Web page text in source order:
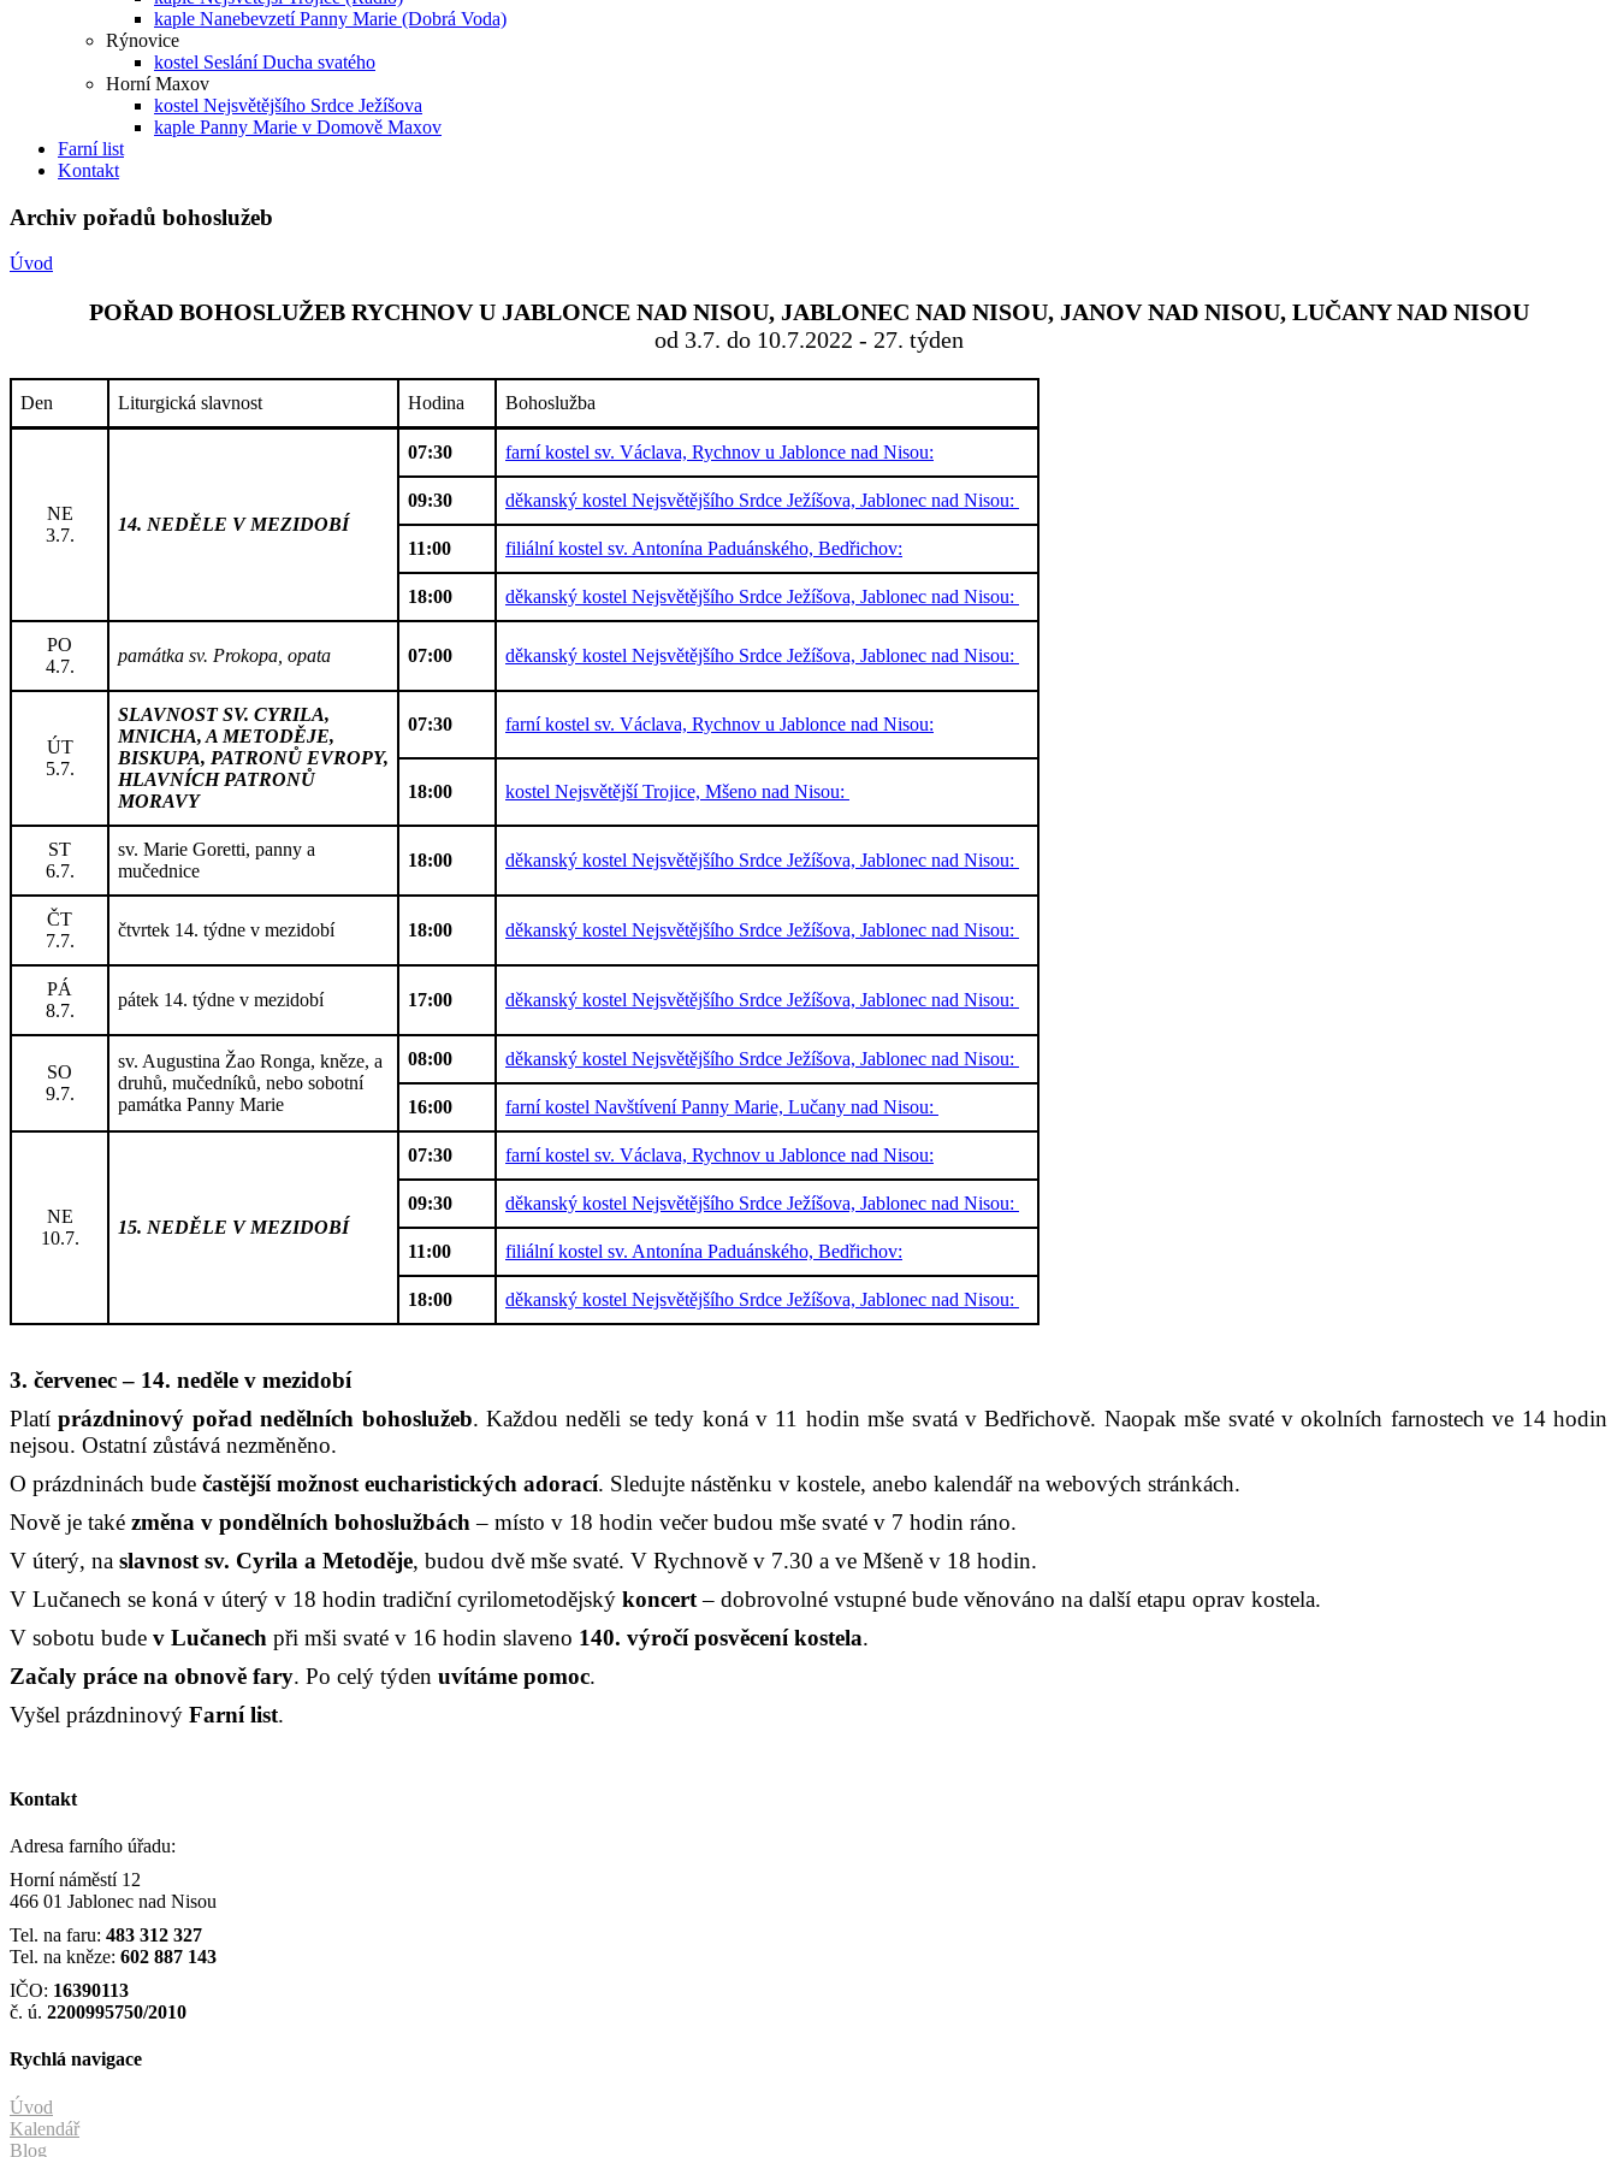
kaple Nanebevzetí Panny Marie (Dobrá Voda)
Rýnovice
kostel Seslání Ducha svatého
Horní Maxov
kostel Nejsvětějšího Srdce Ježíšova
kaple Panny Marie v Domově Maxov
Farní list
Kontakt
Archiv pořadů bohoslužeb
Úvod
POŘAD BOHOSLUŽEB RYCHNOV U JABLONCE NAD NISOU, JABLONEC NAD NISOU, JANOV NAD NISOU, LUČANY NAD NISOU
od 3.7. do 10.7.2022 - 27. týden
Den Liturgická slavnost Hodina Bohoslužba
NE
3.7.
14. NEDĚLE V MEZIDOBÍ
07:30 farní kostel sv. Václava, Rychnov u Jablonce nad Nisou:
09:30 děkanský kostel Nejsvětějšího Srdce Ježíšova, Jablonec nad Nisou:
11:00 filiální kostel sv. Antonína Paduánského, Bedřichov:
18:00 děkanský kostel Nejsvětějšího Srdce Ježíšova, Jablonec nad Nisou:
PO
4.7.
památka sv. Prokopa, opata 07:00 děkanský kostel Nejsvětějšího Srdce Ježíšova, Jablonec nad Nisou:
ÚT
5.7.
SLAVNOST SV. CYRILA,
MNICHA, A METODĚJE,
BISKUPA, PATRONŮ EVROPY,
HLAVNÍCH PATRONŮ
MORAVY
07:30 farní kostel sv. Václava, Rychnov u Jablonce nad Nisou:
18:00 kostel Nejsvětější Trojice, Mšeno nad Nisou:
ST
6.7.
sv. Marie Goretti, panny a
mučednice
18:00 děkanský kostel Nejsvětějšího Srdce Ježíšova, Jablonec nad Nisou:
ČT
7.7.
čtvrtek 14. týdne v mezidobí 18:00 děkanský kostel Nejsvětějšího Srdce Ježíšova, Jablonec nad Nisou:
PÁ
8.7.
pátek 14. týdne v mezidobí 17:00 děkanský kostel Nejsvětějšího Srdce Ježíšova, Jablonec nad Nisou:
SO
9.7.
sv. Augustina Žao Ronga, kněze, a
druhů, mučedníků, nebo sobotní
památka Panny Marie
08:00 děkanský kostel Nejsvětějšího Srdce Ježíšova, Jablonec nad Nisou:
16:00 farní kostel Navštívení Panny Marie, Lučany nad Nisou:
NE
10.7.
15. NEDĚLE V MEZIDOBÍ
07:30 farní kostel sv. Václava, Rychnov u Jablonce nad Nisou:
09:30 děkanský kostel Nejsvětějšího Srdce Ježíšova, Jablonec nad Nisou:
11:00 filiální kostel sv. Antonína Paduánského, Bedřichov:
18:00 děkanský kostel Nejsvětějšího Srdce Ježíšova, Jablonec nad Nisou:
3. červenec – 14. neděle v mezidobí
Platíprázdninový pořad nedělních bohoslužeb. Každou neděli se tedy koná v 11 hodin mše svatá v Bedřichově. Naopak mše svaté v okolních farnostech ve 14 hodin
nejsou. Ostatní zůstává nezměněno.
O prázdninách bude častější možnost eucharistických adorací. Sledujte nástěnku v kostele, anebo kalendář na webových stránkách.
Nově je také změna v pondělních bohoslužbách– místo v 18 hodin večer budou mše svaté v 7 hodin ráno.
V úterý, na slavnost sv. Cyrila a Metoděje, budou dvě mše svaté. V Rychnově v 7.30 a ve Mšeně v 18 hodin.
V Lučanech se koná v úterý v 18 hodin tradiční cyrilometodějský koncert– dobrovolné vstupné bude věnováno na další etapu oprav kostela.
V sobotu bude v Lučanech při mši svaté v 16 hodin slaveno 140. výročí posvěcení kostela.
Začaly práce na obnově fary. Po celý týden uvítáme pomoc.
Vyšel prázdninový Farní list.
Kontakt
Adresa farního úřadu:
Horní náměstí 12
466 01 Jablonec nad Nisou
Tel. na faru: 483 312 327
Tel. na kněze: 602 887 143
IČO: 16390113
č. ú. 2200995750/2010
Rychlá navigace
Úvod
Kalendář
Blog